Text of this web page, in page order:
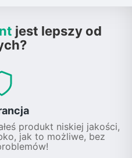
jest lepszy od
produkt niskiej jakości,
jak to możliwe, bez